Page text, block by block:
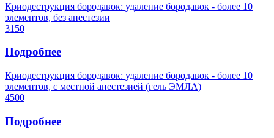
Криодеструкция бородавок: удаление бородавок - более 10
элементов, без анестезии
3150
Подробнее
Криодеструкция бородавок: удаление бородавок - более 10
элементов, с местной анестезией (гель ЭМЛА)
4500
Подробнее